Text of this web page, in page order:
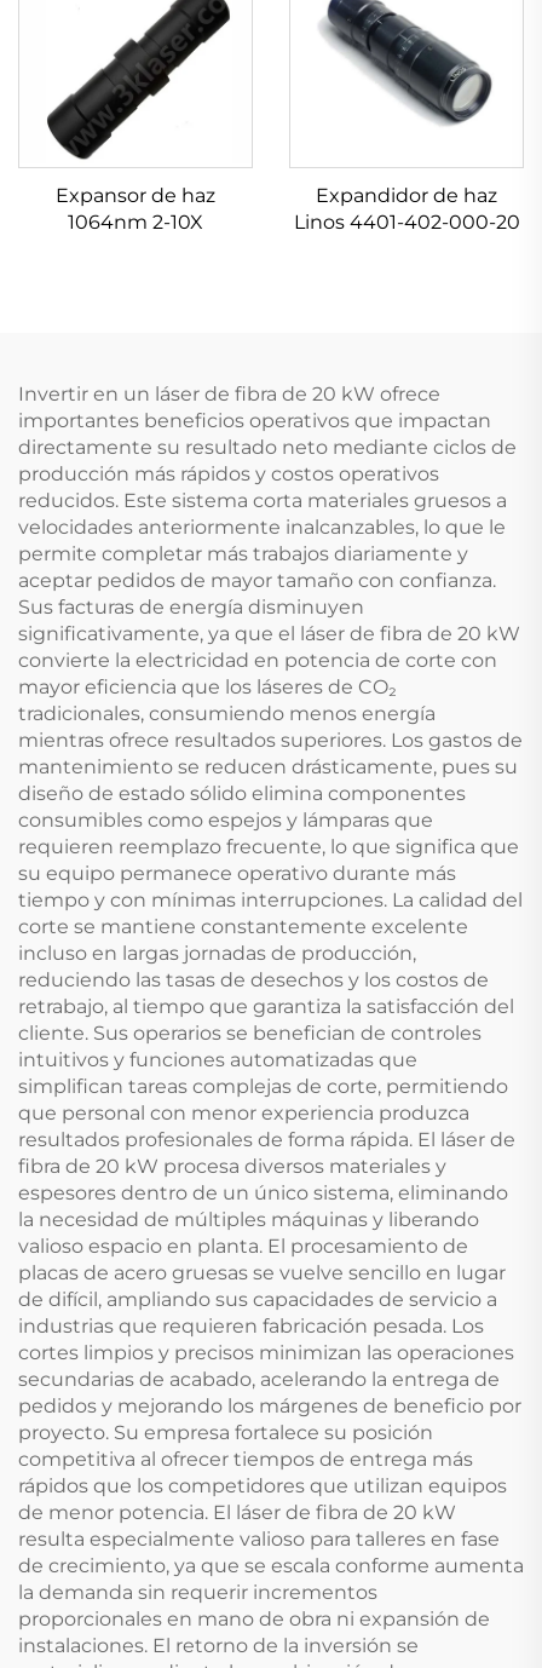
Expansor de haz
1064nm 2-10X
Expandidor de haz
Linos 4401-402-000-20
Invertir en un láser de fibra de 20 kW ofrece
importantes beneficios operativos que impactan
directamente su resultado neto mediante ciclos de
producción más rápidos y costos operativos
reducidos. Este sistema corta materiales gruesos a
velocidades anteriormente inalcanzables, lo que le
permite completar más trabajos diariamente y
aceptar pedidos de mayor tamaño con confianza.
Sus facturas de energía disminuyen
significativamente, ya que el láser de fibra de 20 kW
convierte la electricidad en potencia de corte con
mayor eficiencia que los láseres de CO₂
tradicionales, consumiendo menos energía
mientras ofrece resultados superiores. Los gastos de
mantenimiento se reducen drásticamente, pues su
diseño de estado sólido elimina componentes
consumibles como espejos y lámparas que
requieren reemplazo frecuente, lo que significa que
su equipo permanece operativo durante más
tiempo y con mínimas interrupciones. La calidad del
corte se mantiene constantemente excelente
incluso en largas jornadas de producción,
reduciendo las tasas de desechos y los costos de
retrabajo, al tiempo que garantiza la satisfacción del
cliente. Sus operarios se benefician de controles
intuitivos y funciones automatizadas que
simplifican tareas complejas de corte, permitiendo
que personal con menor experiencia produzca
resultados profesionales de forma rápida. El láser de
fibra de 20 kW procesa diversos materiales y
espesores dentro de un único sistema, eliminando
la necesidad de múltiples máquinas y liberando
valioso espacio en planta. El procesamiento de
placas de acero gruesas se vuelve sencillo en lugar
de difícil, ampliando sus capacidades de servicio a
industrias que requieren fabricación pesada. Los
cortes limpios y precisos minimizan las operaciones
secundarias de acabado, acelerando la entrega de
pedidos y mejorando los márgenes de beneficio por
proyecto. Su empresa fortalece su posición
competitiva al ofrecer tiempos de entrega más
rápidos que los competidores que utilizan equipos
de menor potencia. El láser de fibra de 20 kW
resulta especialmente valioso para talleres en fase
de crecimiento, ya que se escala conforme aumenta
la demanda sin requerir incrementos
proporcionales en mano de obra ni expansión de
instalaciones. El retorno de la inversión se